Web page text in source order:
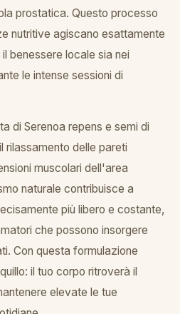
prostatica. Questo processo
nutritive agiscano esattamente
benessere locale sia nei
le intense sessioni di
di Serenoa repens e semi di
delle pareti
muscolari dell'area
naturale contribuisce a
più libero e costante,
che possono insorgere
Con questa formulazione
il tuo corpo ritroverà il
elevate le tue